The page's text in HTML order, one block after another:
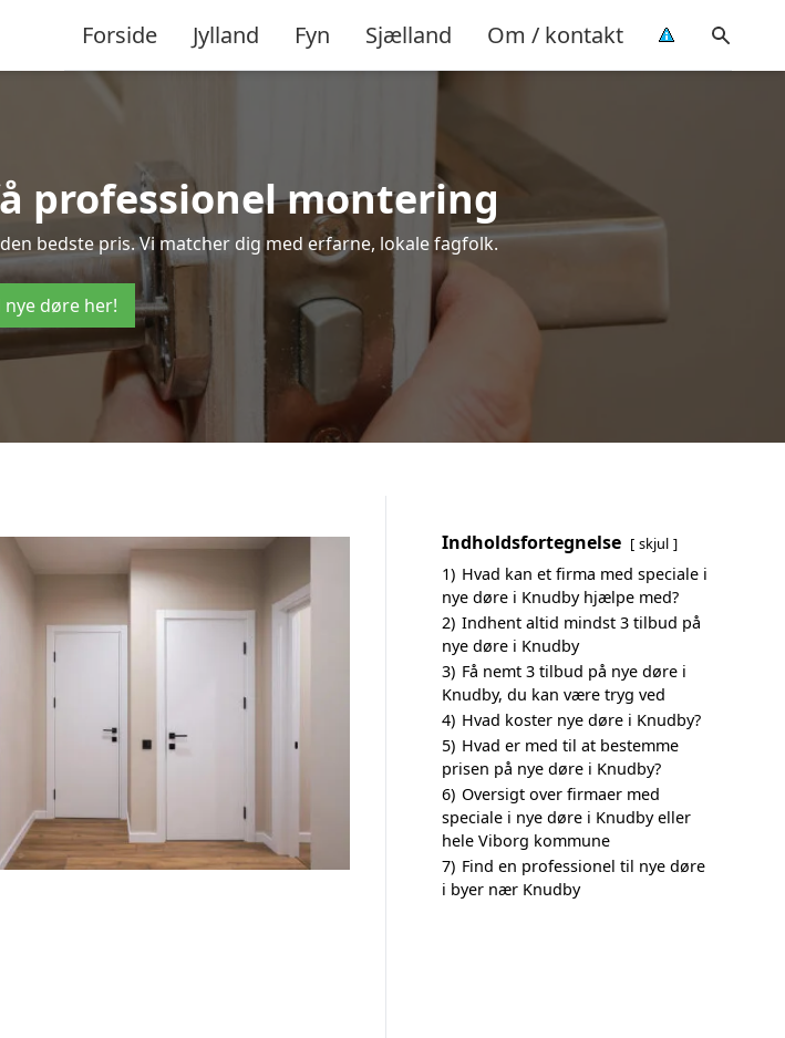
Forside Jylland Fyn Sjælland Om / kontakt
professionel montering
bedste pris. Vi matcher dig med erfarne, lokale fagfolk.
nye døre her!
Indholdsfortegnelse skjul
1) Hvad kan et firma med speciale i
nye døre i Knudby hjælpe med?
2) Indhent altid mindst 3 tilbud på
nye døre i Knudby
3) Få nemt 3 tilbud på nye døre i
Knudby, du kan være tryg ved
4) Hvad koster nye døre i Knudby?
5) Hvad er med til at bestemme
prisen på nye døre i Knudby?
6) Oversigt over firmaer med
speciale i nye døre i Knudby eller
hele Viborg kommune
7) Find en professionel til nye døre
i byer nær Knudby